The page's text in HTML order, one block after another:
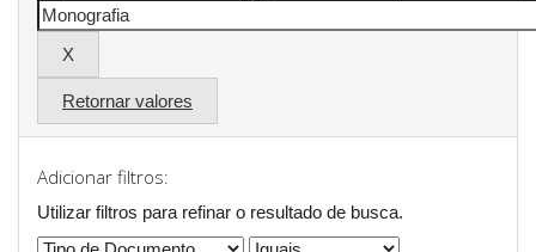
Retornar valores
Adicionar filtros:
Utilizar filtros para refinar o resultado de busca.